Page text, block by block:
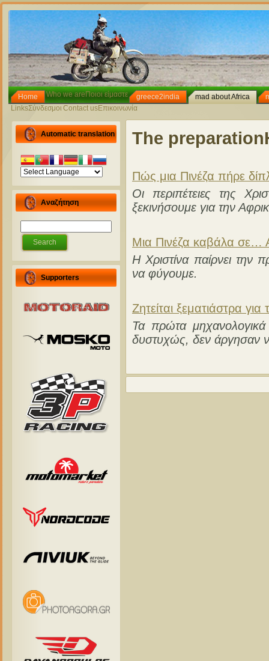
Home Who we areΠοιοι είμαστε greece2india mad about Africa
LinksΣύνδεσμοι Contact usΕπικοινωνία
Automatic translation
Αναζήτηση
Supporters
The preparation
Πώς μια Πινέζα πήρε
Οι περιπέτειες της
ξεκινήσουμε για την
Μια Πινέζα καβάλα σε…
Η Χριστίνα παίρνει την
να φύγουμε.
Ζητείται ξεματιάστρα
Τα πρώτα μηχανολογικά
δυστυχώς, δεν άργησαν